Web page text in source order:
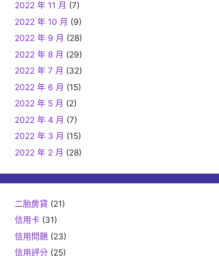
2022 年 11 月 (7)
2022 年 10 月 (9)
2022 年 9 月 (28)
2022 年 8 月 (29)
2022 年 7 月 (32)
2022 年 6 月 (15)
2022 年 5 月 (2)
2022 年 4 月 (7)
2022 年 3 月 (15)
2022 年 2 月 (28)
二胎房貸 (21)
信用卡 (31)
信用問題 (23)
信用評分 (25)